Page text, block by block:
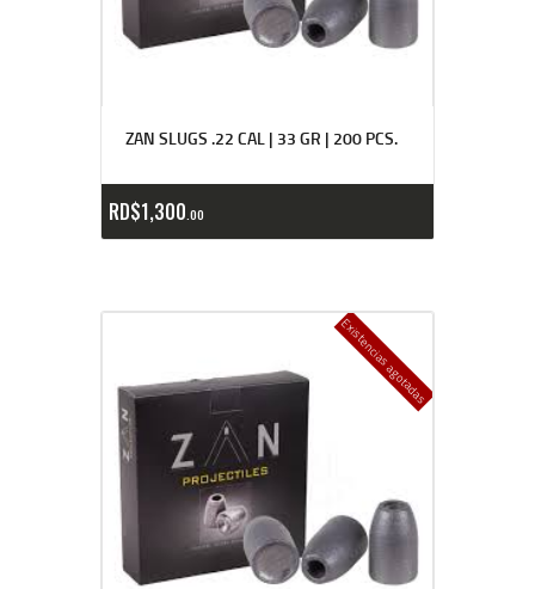
ZAN SLUGS .22 CAL | 33 GR | 200 PCS.
RD$1,300 00
Existencias agotadas